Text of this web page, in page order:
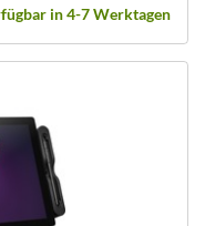
in 4-7 Werktagen